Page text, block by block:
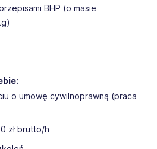
BHP (o masie
o umowę cywilnoprawną (praca
zł brutto/h